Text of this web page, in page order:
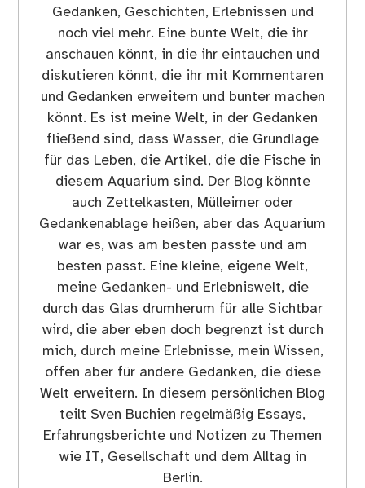
Gedanken, Geschichten, Erlebnissen und
noch viel mehr. Eine bunte Welt, die ihr
anschauen könnt, in die ihr eintauchen und
diskutieren könnt, die ihr mit Kommentaren
und Gedanken erweitern und bunter machen
könnt. Es ist meine Welt, in der Gedanken
fließend sind, dass Wasser, die Grundlage
für das Leben, die Artikel, die die Fische in
diesem Aquarium sind. Der Blog könnte
auch Zettelkasten, Mülleimer oder
Gedankenablage heißen, aber das Aquarium
war es, was am besten passte und am
besten passt. Eine kleine, eigene Welt,
meine Gedanken- und Erlebniswelt, die
durch das Glas drumherum für alle Sichtbar
wird, die aber eben doch begrenzt ist durch
mich, durch meine Erlebnisse, mein Wissen,
offen aber für andere Gedanken, die diese
Welt erweitern. In diesem persönlichen Blog
teilt Sven Buchien regelmäßig Essays,
Erfahrungsberichte und Notizen zu Themen
wie IT, Gesellschaft und dem Alltag in
Berlin.